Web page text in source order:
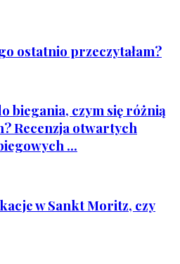
ostatnio przeczytałam?
biegania, czym się różnią
Recenzja otwartych
...
w Sankt Moritz, czy